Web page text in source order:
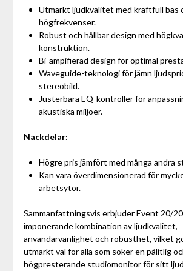
Utmärkt ljudkvalitet med kraftfull bas
högfrekvenser.
Robust och hållbar design med
konstruktion.
Bi-ampifierad design för optimal
Waveguide-teknologi för jämn
stereobild.
Justerbara EQ-kontroller för
akustiska miljöer.
Nackdelar:
Högre pris jämfört med många andra
Kan vara överdimensionerad för
arbetsytor.
Sammanfattningsvis erbjuder Event 20/
imponerande kombination av ljudkvalitet,
användarvänlighet och robusthet, vilket
utmärkt val för alla som söker en pålitlig
högpresterande studiomonitor för sitt